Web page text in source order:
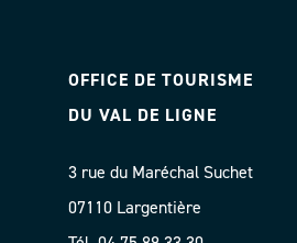
OFFICE DE TOURISME
DU VAL DE LIGNE
3 rue du Maréchal Suchet
07110 Largentière